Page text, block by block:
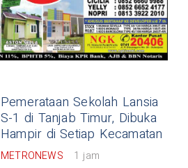
Pemerataan Sekolah Lansia
S-1 di Tanjab Timur, Dibuka
Hampir di Setiap Kecamatan
METRONEWS 1 jam